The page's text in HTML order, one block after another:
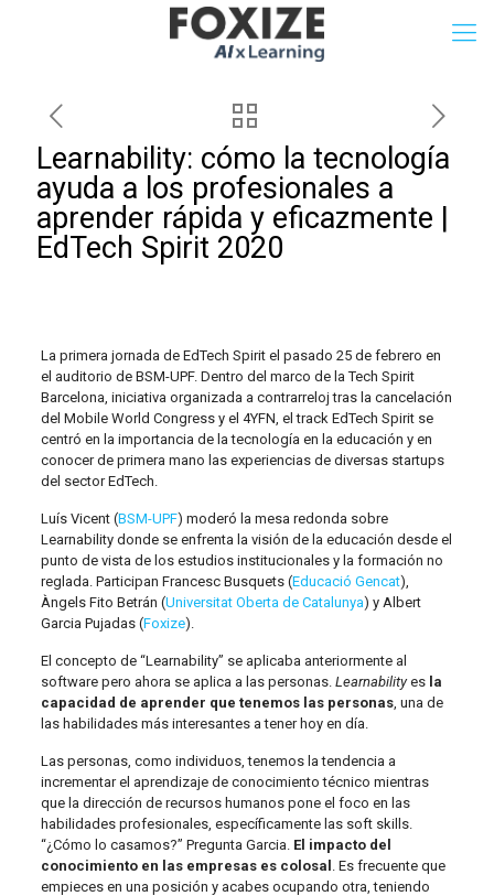
Learnability: cómo la tecnología
ayuda a los profesionales a
aprender rápida y eficazmente |
EdTech Spirit 2020
La primera jornada de EdTech Spirit el pasado 25 de febrero en
el auditorio de BSM-UPF. Dentro del marco de la Tech Spirit
Barcelona, iniciativa organizada a contrarreloj tras la cancelación
del Mobile World Congress y el 4YFN, el track EdTech Spirit se
centró en la importancia de la tecnología en la educación y en
conocer de primera mano las experiencias de diversas startups
del sector EdTech.
Luís Vicent (BSM-UPF) moderó la mesa redonda sobre
Learnability donde se enfrenta la visión de la educación desde el
punto de vista de los estudios institucionales y la formación no
reglada. Participan Francesc Busquets (Educació Gencat),
Àngels Fito Betrán (Universitat Oberta de Catalunya) y Albert
Garcia Pujadas (Foxize).
El concepto de “Learnability” se aplicaba anteriormente al
software pero ahora se aplica a las personas. Learnabilityesla
capacidad de aprender que tenemos las personas, una de
las habilidades más interesantes a tener hoy en día.
Las personas, como individuos, tenemos la tendencia a
incrementar el aprendizaje de conocimiento técnico mientras
que la dirección de recursos humanos pone el foco en las
habilidades profesionales, específicamente las soft skills.
“¿Cómo lo casamos?” Pregunta Garcia. El impacto del
conocimiento en las empresas es colosal . Es frecuente que
empieces en una posición y acabes ocupando otra, teniendo